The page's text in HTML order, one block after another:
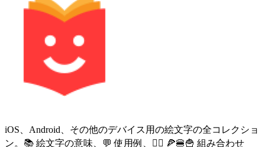
iOS、Android、その他のデバイス用の絵文字の全コレクショ
ン。📚 絵文字の意味、💬 使用例、🙅‍♀️ 🍕🍔🍟 組み合わせ